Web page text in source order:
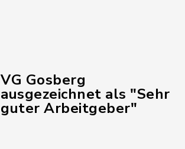
VG Gosberg
ausgezeichnet als "Sehr
guter Arbeitgeber"